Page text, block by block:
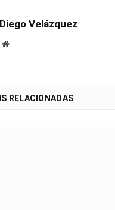
Diego Velázquez
Website
RELACIONADAS